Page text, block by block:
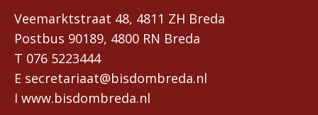
Veemarktstraat 48, 4811 ZH Breda
Postbus 90189, 4800 RN Breda
T 076 5223444
E secretariaat@bisdombreda.nl
I www.bisdombreda.nl